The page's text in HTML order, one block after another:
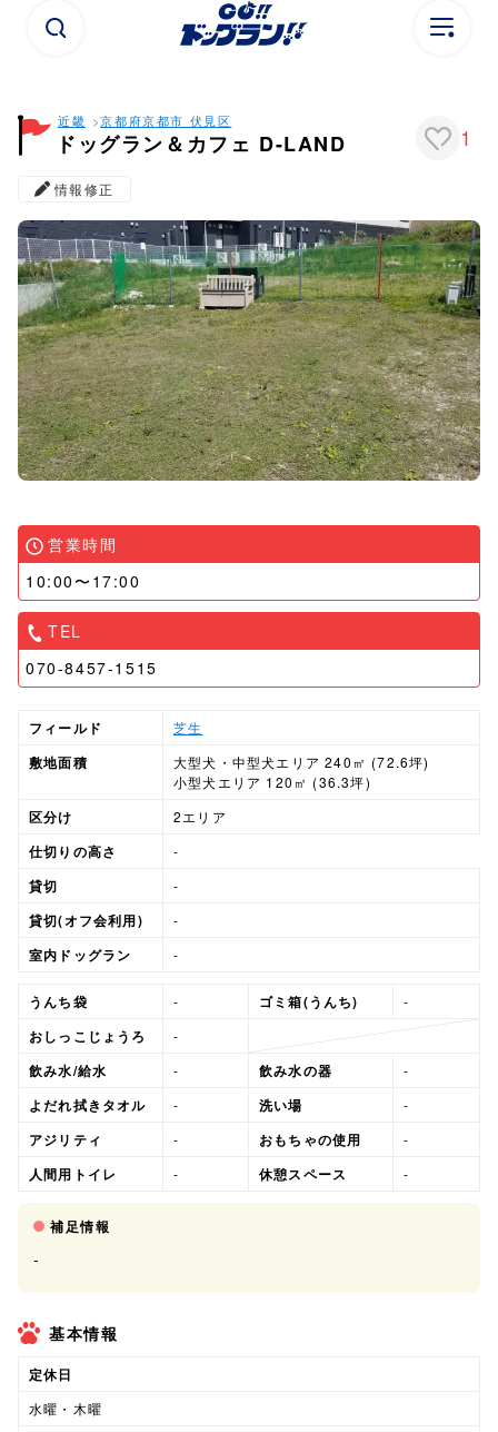
近畿 京都府京都市 伏見区
ドッグラン＆カフェ D-LAND 1
情報修正
営業時間
10:00〜17:00
TEL
070-8457-1515
フィールド 芝生
敷地面積
大型犬・中型犬エリア 240㎡ (72.6坪)
小型犬エリア 120㎡ (36.3坪)
区分け 2エリア
仕切りの高さ -
貸切 -
貸切(オフ会利用) -
室内ドッグラン -
うんち袋 - ゴミ箱(うんち) -
おしっこじょうろ -
飲み水/給水 - 飲み水の器 -
よだれ拭きタオル - 洗い場 -
アジリティ - おもちゃの使用 -
人間用トイレ - 休憩スペース -
補足情報
-
基本情報
定休日
水曜・木曜